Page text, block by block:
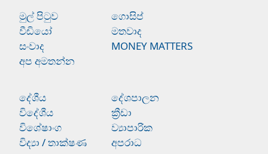
මුල් පිටුව
ගොසිප්
වීඩියෝ
මතවාද
සංවාද
MONEY MATTERS
අප අමතන්න
දේශීය
දේශපාලන
විදේශීය
ක්‍රීඩා
විශේෂාංග
ව්‍යාපාරික
විද්‍යා / තාක්ෂණ
අපරාධ